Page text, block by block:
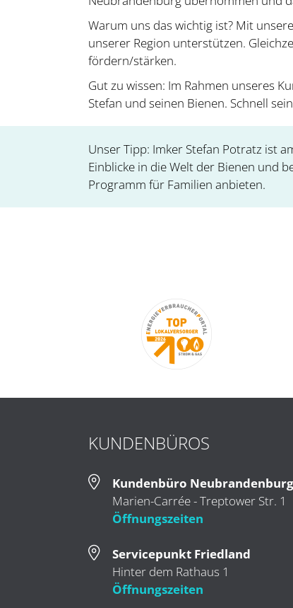
Warum uns das wichtig ist? Mit
unserer Region unterstützen.
fördern/stärken.
Gut zu wissen: Im Rahmen unseres
Stefan und seinen Bienen. Schnell
Unser Tipp: Imker Stefan Potratz ist
Einblicke in die Welt der Bienen und
Programm für Familien anbieten.
KUNDENBÜROS
Kundenbüro Neubrandenburg
Marien-Carrée - Treptower Str. 1
Öffnungszeiten
Servicepunkt Friedland
Hinter dem Rathaus 1
Öffnungszeiten